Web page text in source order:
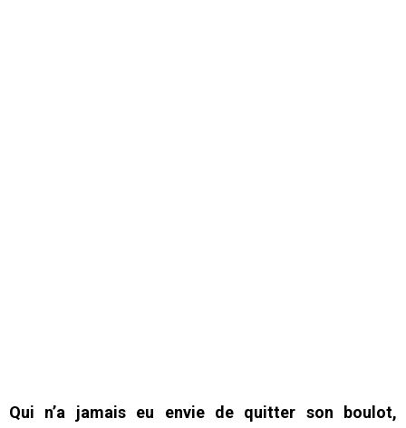
Qui n’a jamais eu envie de quitter son boulot,